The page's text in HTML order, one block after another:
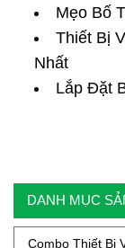
Mẹo Bố
Thiết Bị
Nhất
Lắp Đặt
DANH MỤC
Combo Thiết Bị